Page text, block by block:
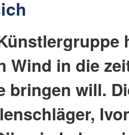
Wind in die
bringen will.